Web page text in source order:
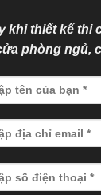
khi thiết kế thi
phòng ngủ,